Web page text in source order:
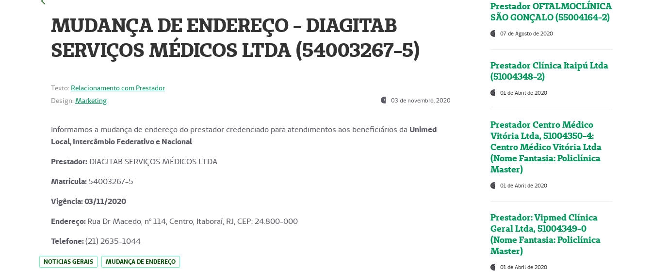
MUDANÇA DE ENDEREÇO - DIAGITAB
SERVIÇOS MÉDICOS LTDA (54003267-5)
Texto: Relacionamento com Prestador
Design: Marketing 03 de novembro, 2020
Informamos a mudança de endereço do prestador credenciado para atendimentos aos beneficiários da Unimed
Local, Intercâmbio Federativo e Nacional.
Prestador: DIAGITAB SERVIÇOS MÉDICOS LTDA
Matrícula:54003267-5
Vigência: 03/11/2020
Endereço:Rua Dr Macedo, nº 114, Centro, Itaboraí, RJ, CEP: 24.800-000
Telefone:(21) 2635-1044
NOTICIAS GERAIS MUDANÇA DE ENDEREÇO
Prestador OFTALMOCLÍNICA
SÃO GONÇALO (55004164-2)
07 de Agosto de 2020
Prestador Clínica Itaipú Ltda
(51004348-2)
01 de Abril de 2020
Prestador Centro Médico
Vitória Ltda, 51004350-4:
Centro Médico Vitória Ltda
(Nome Fantasia: Policlínica
Master)
01 de Abril de 2020
Prestador: Vipmed Clínica
Geral Ltda, 51004349-0
(Nome Fantasia: Policlínica
Master)
01 de Abril de 2020